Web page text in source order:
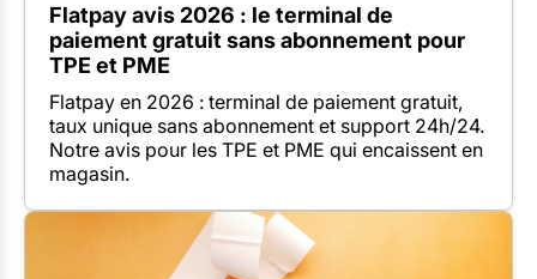
Flatpay avis 2026 : le terminal de
paiement gratuit sans abonnement pour
TPE et PME
Flatpay en 2026 : terminal de paiement gratuit,
taux unique sans abonnement et support 24h/24.
Notre avis pour les TPE et PME qui encaissent en
magasin.